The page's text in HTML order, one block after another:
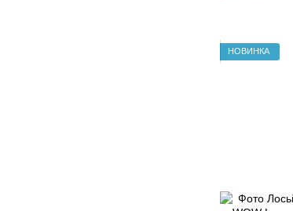
НОВИНКА